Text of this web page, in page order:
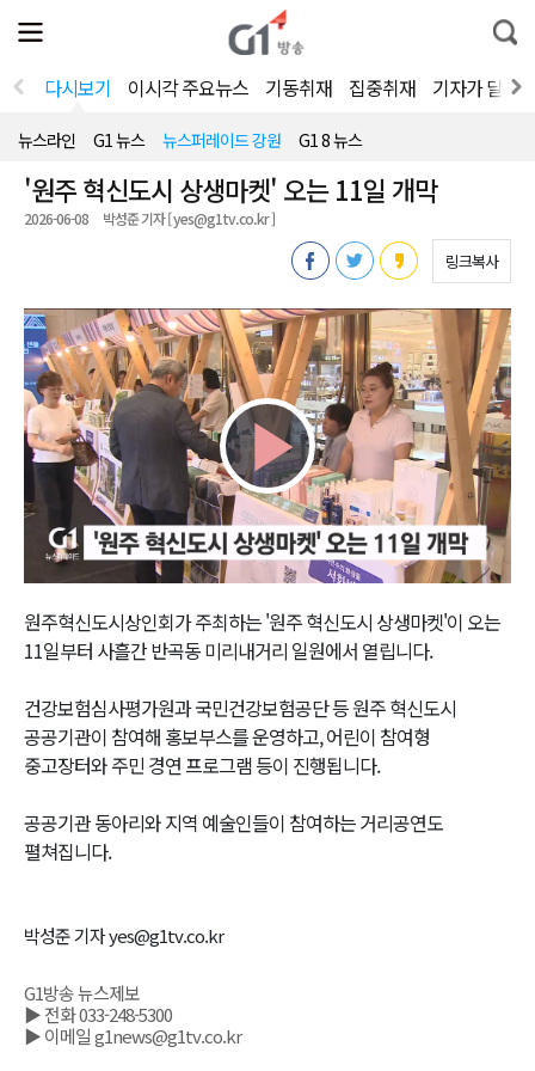
전
체
뉴
열
통
합
색
다시보기 이시각 주요뉴스 기동취재 집중취재 기자가 달려
뉴스라인 G1 뉴스 뉴스퍼레이드 강원 G1 8 뉴스
'원주 혁신도시 상생마켓' 오는 11일 개막
2026-06-08 박성준 기자 [ yes@g1tv.co.kr ]
링크복사
Play
Video
원주혁신도시상인회가 주최하는 '원주 혁신도시 상생마켓'이 오는
11일부터 사흘간 반곡동 미리내거리 일원에서 열립니다.
건강보험심사평가원과 국민건강보험공단 등 원주 혁신도시
공공기관이 참여해 홍보부스를 운영하고, 어린이 참여형
중고장터와 주민 경연 프로그램 등이 진행됩니다.
공공기관 동아리와 지역 예술인들이 참여하는 거리공연도
펼쳐집니다.
박성준 기자 yes@g1tv.co.kr
G1방송 뉴스제보
▶ 전화 033-248-5300
▶ 이메일 g1news@g1tv.co.kr